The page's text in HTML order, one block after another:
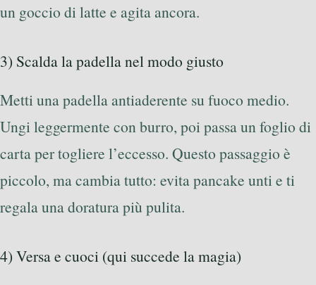
un goccio di latte e agita ancora.
3) Scalda la padella nel modo giusto
Metti una padella antiaderente su fuoco medio.
Ungi leggermente con burro, poi passa un foglio di
carta per togliere l’eccesso. Questo passaggio è
piccolo, ma cambia tutto: evita pancake unti e ti
regala una doratura più pulita.
4) Versa e cuoci (qui succede la magia)